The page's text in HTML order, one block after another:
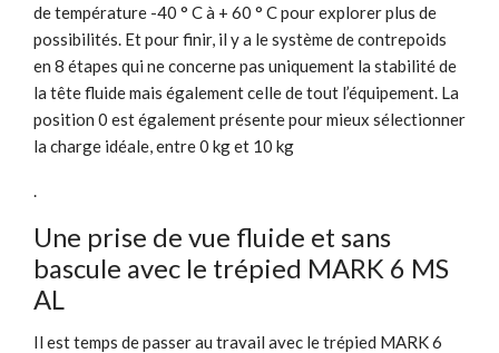
de température -40 ° C à + 60 ° C pour explorer plus de
possibilités. Et pour finir, il y a le système de contrepoids
en 8 étapes qui ne concerne pas uniquement la stabilité de
la tête fluide mais également celle de tout l’équipement. La
position 0 est également présente pour mieux sélectionner
la charge idéale, entre 0 kg et 10 kg
Une prise de vue fluide et sans
bascule avec le trépied MARK 6 MS
AL
Il est temps de passer au travail avec le trépied MARK 6